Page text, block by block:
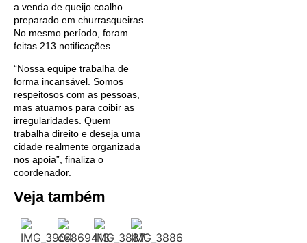
a venda de queijo coalho
preparado em churrasqueiras.
No mesmo período, foram
feitas 213 notificações.
“Nossa equipe trabalha de
forma incansável. Somos
respeitosos com as pessoas,
mas atuamos para coibir as
irregularidades. Quem
trabalha direito e deseja uma
cidade realmente organizada
nos apoia”, finaliza o
coordenador.
Veja também